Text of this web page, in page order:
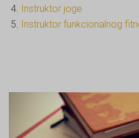
Instruktor joge
Instruktor funkcionalnog